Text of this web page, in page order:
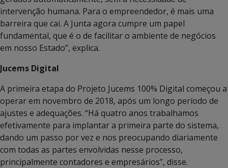
intervenção humana. Para o empreendedor, é mais uma
barreira que cai. A Junta agora cumpre um papel
fundamental, que é o de facilitar o ambiente de negócios
em nosso Estado”, explica.
Jucems Digital
A primeira etapa do Projeto Jucems 100% Digital começou a
operar em novembro de 2018, após um longo período de
ajustes e adequações. “Há quatro anos trabalhamos
efetivamente para implantar a primeira parte do sistema,
dando um passo por vez e nos preocupando diariamente
com todas as partes envolvidas nesse processo,
principalmente contadores e empresários”, disse.